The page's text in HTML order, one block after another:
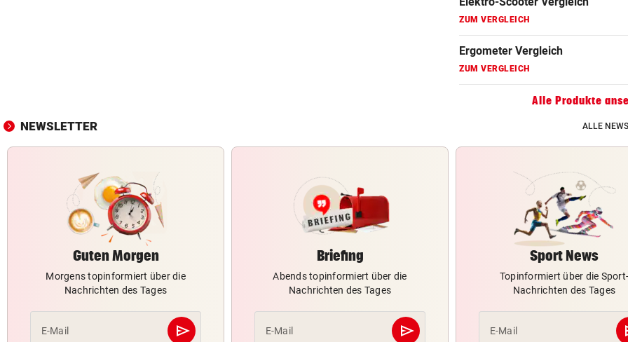
Hoverboard Vergleich
Kinderfahrrad Vergleich
Alle Produkte
NEWSLETTER ALLE
Guten Morgen
Morgens topinformiert über die
Nachrichten des Tages
E-Mail send
Abschicken
Briefing
Abends topinformiert über die
Nachrichten des Tages
E-Mail send
Abschicken
Sport News
Topinformiert über die Sport-
Nachrichten des Tages
E-Mail